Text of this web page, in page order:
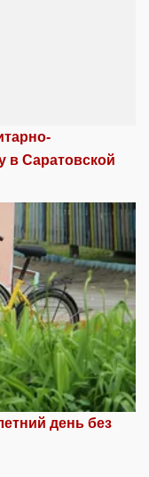
в Саратовской
день без